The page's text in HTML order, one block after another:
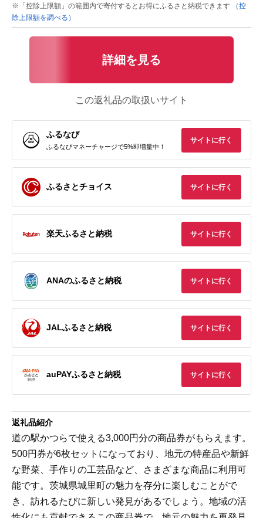
※「控除上限額」の範囲内で寄付するとお得にふるさと納税できます
（控
除上限額を調べる）
詳細を見る
この返礼品の取扱いサイト
ふるなび
ふるなびマネーチャージで5%即増量中！
サイトに行く
ふるさとチョイス サイトに行く
楽天ふるさと納税 サイトに行く
ANAのふるさと納税 サイトに行く
JALふるさと納税 サイトに行く
auPAYふるさと納税 サイトに行く
返礼品紹介
道の駅かつらで使える3,000円分の商品券がもらえます。
500円券が6枚セットになっており、地元の特産品や新鮮
な野菜、手作りの工芸品など、さまざまな商品に利用可
能です。茨城県城里町の魅力を存分に楽しむことがで
き、訪れるたびに新しい発見があるでしょう。地域の活